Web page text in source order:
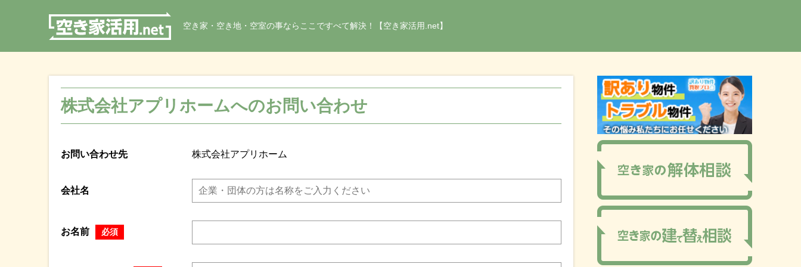
空き家・空き地・空室の事ならここですべて解決！【空き家活用.net】
株式会社アプリホームへのお問い合わせ
お問い合わせ先 株式会社アプリホーム
会社名
お名前 必須